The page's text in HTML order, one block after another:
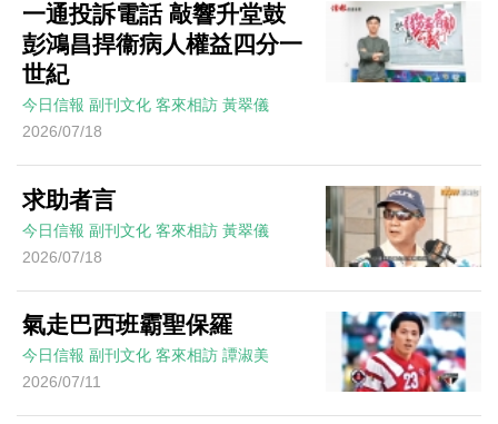
一通投訴電話 敲響升堂鼓
彭鴻昌捍衞病人權益四分一
世紀
今日信報 副刊文化 客來相訪 黃翠儀
2026/07/18
求助者言
今日信報 副刊文化 客來相訪 黃翠儀
2026/07/18
氣走巴西班霸聖保羅
今日信報 副刊文化 客來相訪 譚淑美
2026/07/11